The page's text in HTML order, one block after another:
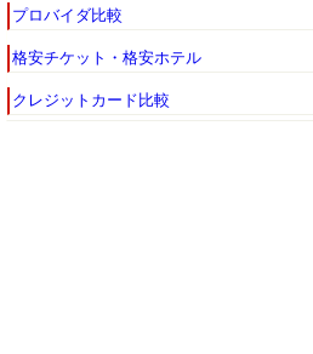
プロバイダ比較
格安チケット・格安ホテル
クレジットカード比較